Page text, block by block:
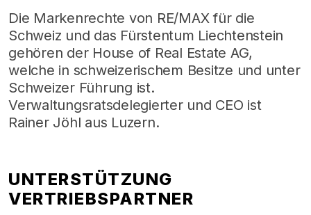
Die Markenrechte von RE/MAX für die
Schweiz und das Fürstentum Liechtenstein
gehören der House of Real Estate AG,
welche in schweizerischem Besitze und unter
Schweizer Führung ist.
Verwaltungsratsdelegierter und CEO ist
Rainer Jöhl aus Luzern.
UNTERSTÜTZUNG
VERTRIEBSPARTNER